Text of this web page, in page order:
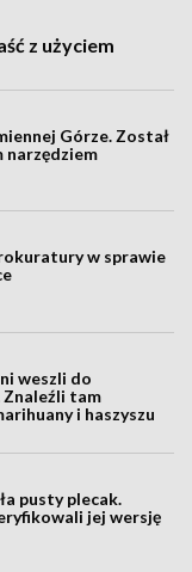
z użyciem
Górze. Został
narzędziem
w sprawie
weszli do
Znaleźli tam
i haszyszu
pusty plecak.
jej wersję